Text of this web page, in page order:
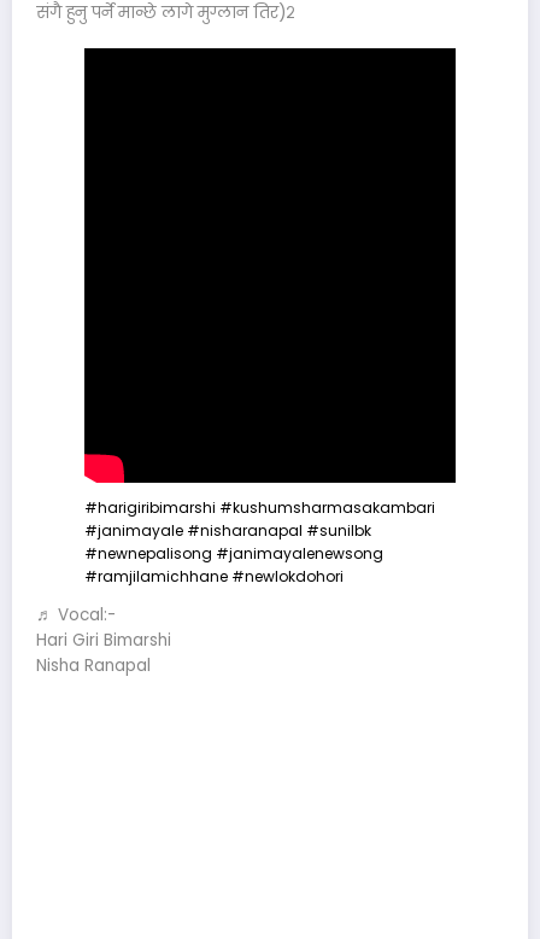
संगै हुनु पर्ने मान्छे लागे मुग्लान तिर)२
#harigiribimarshi #kushumsharmasakambari
#janimayale #nisharanapal #sunilbk
#newnepalisong #janimayalenewsong
#ramjilamichhane #newlokdohori
♬ Vocal:-
Hari Giri Bimarshi
Nisha Ranapal